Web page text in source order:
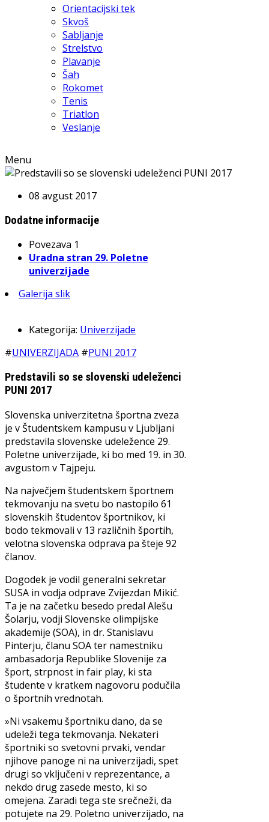
Orientacijski tek
Skvoš
Sabljanje
Strelstvo
Plavanje
Šah
Rokomet
Tenis
Triatlon
Veslanje
Menu
08 avgust 2017
Dodatne informacije
Povezava 1
Uradna stran 29. Poletne
univerzijade
Galerija slik
Kategorija: Univerzijade
#UNIVERZIJADA #PUNI 2017
Predstavili so se slovenski udeleženci
PUNI 2017
Slovenska univerzitetna športna zveza
je v Študentskem kampusu v Ljubljani
predstavila slovenske udeležence 29.
Poletne univerzijade, ki bo med 19. in 30.
avgustom v Tajpeju.
Na največjem študentskem športnem
tekmovanju na svetu bo nastopilo 61
slovenskih študentov športnikov, ki
bodo tekmovali v 13 različnih športih,
velotna slovenska odprava pa šteje 92
članov.
Dogodek je vodil generalni sekretar
SUSA in vodja odprave Zvijezdan Mikić.
Ta je na začetku besedo predal Alešu
Šolarju, vodji Slovenske olimpijske
akademije (SOA), in dr. Stanislavu
Pinterju, članu SOA ter namestniku
ambasadorja Republike Slovenije za
šport, strpnost in fair play, ki sta
študente v kratkem nagovoru podučila
o športnih vrednotah.
»Ni vsakemu športniku dano, da se
udeleži tega tekmovanja. Nekateri
športniki so svetovni prvaki, vendar
njihove panoge ni na univerzijadi, spet
drugi so vključeni v reprezentance, a
nekdo drug zasede mesto, ki so
omejena. Zaradi tega ste srečneži, da
potujete na 29. Poletno univerzijado, na